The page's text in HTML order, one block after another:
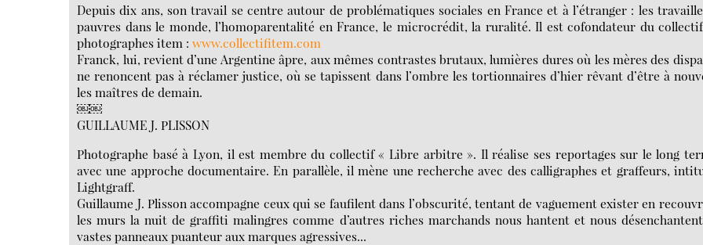
Depuis dix ans, son travail se centre autour de problématiques sociales en France et à l’étranger : les
pauvres dans le monde, l’homoparentalité en France, le microcrédit, la ruralité. Il est cofondateur du
photographes item :www.collectifitem.com
Franck, lui, revient d’une Argentine âpre, aux mêmes contrastes brutaux, lumières dures où les mères des
ne renoncent pas à réclamer justice, où se tapissent dans l’ombre les tortionnaires d’hier rêvant d’être à
les maîtres de demain.
￼￼
GUILLAUME J. PLISSON
Photographe basé à Lyon, il est membre du collectif « Libre arbitre ». Il réalise ses reportages sur le long
avec une approche documentaire. En parallèle, il mène une recherche avec des calligraphes et graffeurs,
Lightgraff.
Guillaume J. Plisson accompagne ceux qui se faufilent dans l’obscurité, tentant de vaguement exister en
les murs la nuit de graffiti malingres comme d’autres riches marchands nous hantent et nous
vastes panneaux puanteur aux marques agressives...